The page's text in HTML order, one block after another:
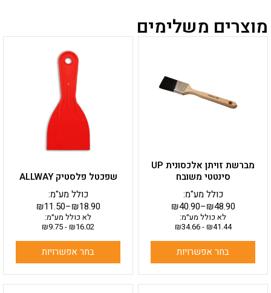
מוצרים משלימים
מברשת זויתן אלכסונית UP
סינטטי משובח
₪40.90–₪48.90
כולל מע"מ:
לא כולל מע״מ:
₪41.44
-
₪34.66
בחר אפשרויות
מספר
סוגים.
המוצר
שפכטל פלסטיק ALLWAY
₪11.50–₪18.90
כולל מע"מ:
לא כולל מע״מ:
₪16.02
-
₪9.75
בחר אפשרויות
זה
יש
מספר
סוגים.
ניתן
לבחור
האפשרויות